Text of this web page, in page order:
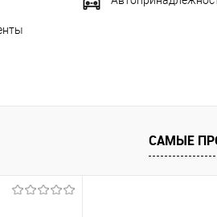
САМЫЕ